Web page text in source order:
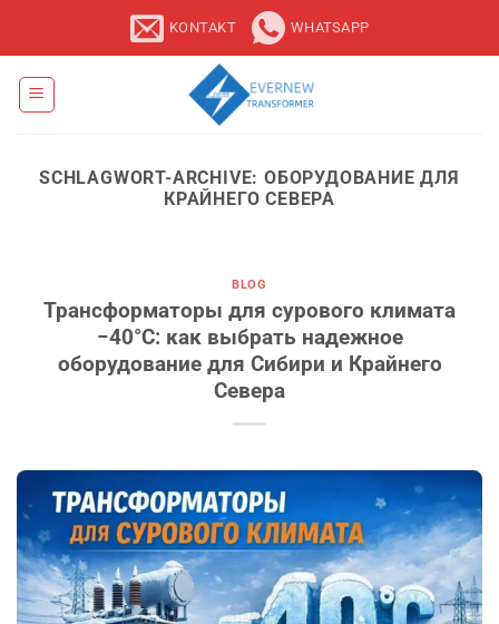
KONTAKT WHATSAPP
SCHLAGWORT-ARCHIVE:ОБОРУДОВАНИЕ ДЛЯ
КРАЙНЕГО СЕВЕРА
BLOG
Трансформаторы для сурового климата
−40°C: как выбрать надежное
оборудование для Сибири и Крайнего
Севера